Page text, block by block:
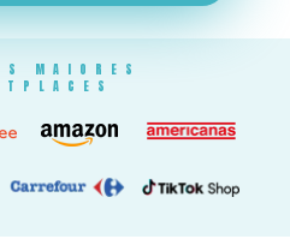
MAIORES